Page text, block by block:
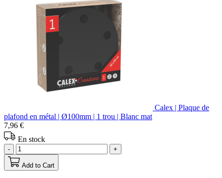
Calex | Plaque de
plafond en métal | Ø100mm | 1 trou | Blanc mat
7,96 €
En stock
- +
Add to Cart